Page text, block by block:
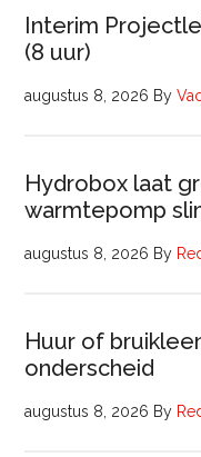
Interim
(8 uur)
augustus 8, 2026 By
Hydrobox laat
warmtepomp
augustus 8, 2026 By
Huur of
onderscheid
augustus 8, 2026 By